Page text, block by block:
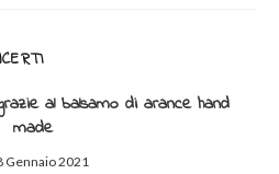
al balsamo di arance hand
made
Gennaio 2021